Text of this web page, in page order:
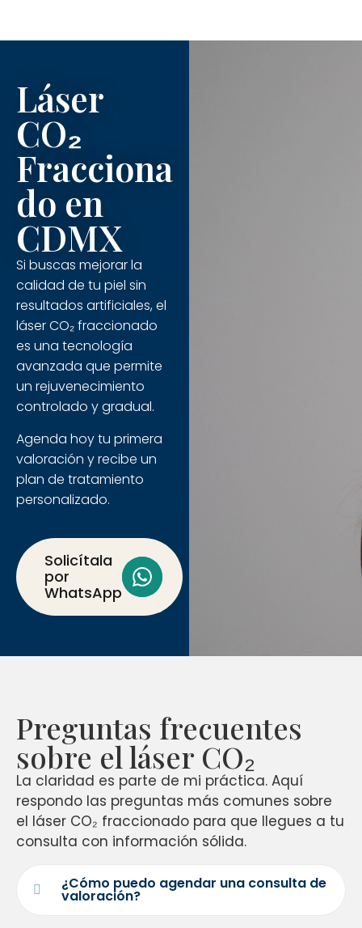
Láser
CO₂
Fracciona
do en
CDMX
Si buscas mejorar la
calidad de tu piel sin
resultados artificiales, el
láser CO₂ fraccionado
es una tecnología
avanzada que permite
un rejuvenecimiento
controlado y gradual.
Agenda hoy tu primera
valoración y recibe un
plan de tratamiento
personalizado.
Solicítala
por
WhatsApp
Preguntas frecuentes
sobre el láser CO₂
La claridad es parte de mi práctica. Aquí
respondo las preguntas más comunes sobre
el láser CO₂ fraccionado para que llegues a tu
consulta con información sólida.
¿Cómo puedo agendar una consulta de
valoración?